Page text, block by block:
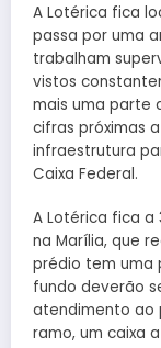
A Lotérica fica
passa por uma
trabalham
vistos
mais uma parte
cifras próximas
infraestrutura
Caixa Federal.
A Lotérica fica a
na Marília, que
prédio tem uma
fundo deverão
atendimento ao
ramo, um caixa